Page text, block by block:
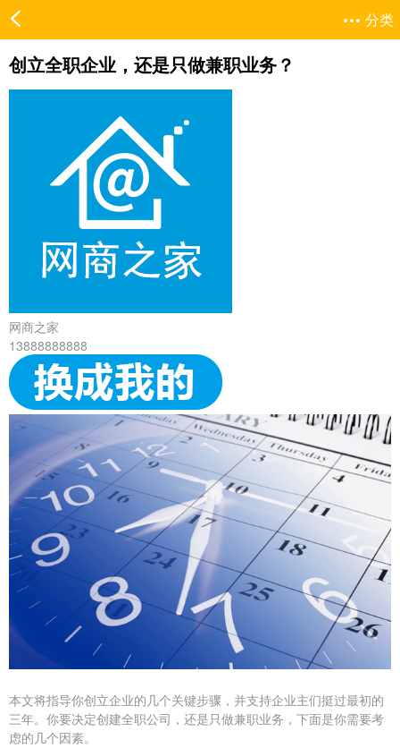
分类
创立全职企业，还是只做兼职业务？
网商之家
13888888888
本文将指导你创立企业的几个关键步骤，并支持企业主们挺过最初的
三年。你要决定创建全职公司，还是只做兼职业务，下面是你需要考
虑的几个因素。